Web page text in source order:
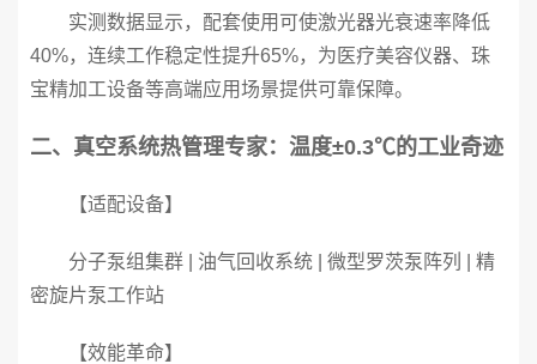
实测数据显示，配套使用可使激光器光衰速率降低
40%，连续工作稳定性提升65%，为医疗美容仪器、珠
宝精加工设备等高端应用场景提供可靠保障。
二、真空系统热管理专家：温度±0.3℃的工业奇迹
【适配设备】
分子泵组集群 | 油气回收系统 | 微型罗茨泵阵列 | 精
密旋片泵工作站
【效能革命】